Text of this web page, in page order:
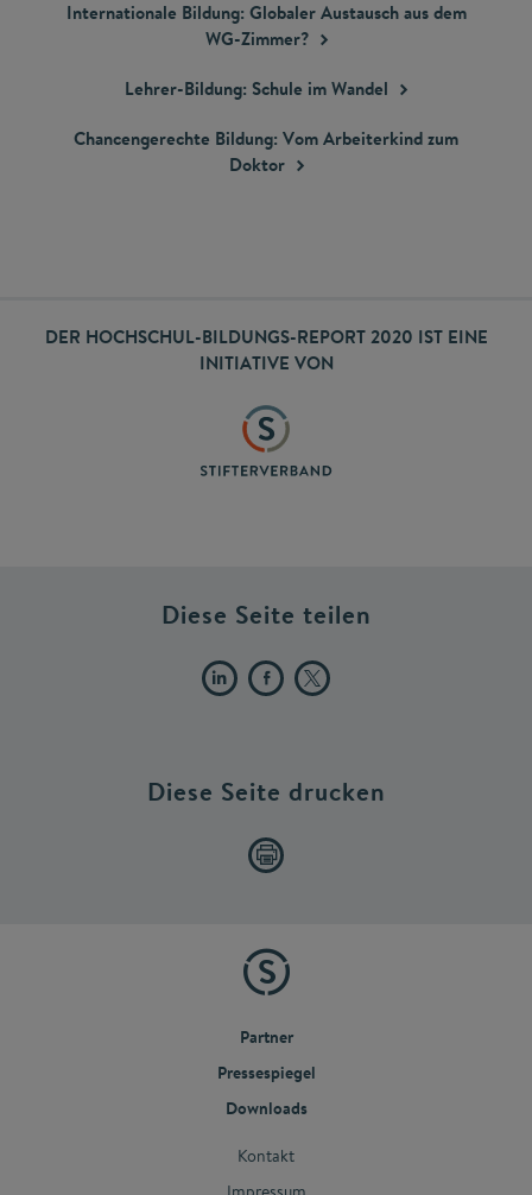
Internationale Bildung: Globaler Austausch aus dem
WG-Zimmer?
Lehrer-Bildung: Schule imWandel
Chancengerechte Bildung: Vom Arbeiterkind zum
Doktor
DER HOCHSCHUL-BILDUNGS-REPORT 2020 IST EINE
INITIATIVE VON
Diese Seite teilen
Diese Seite drucken
Partner
Pressespiegel
Downloads
Kontakt